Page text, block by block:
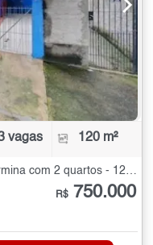
vagas 120 m²
R$ 750.000